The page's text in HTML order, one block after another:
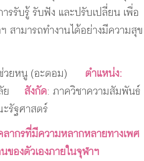
รรับรู้ รับฟัง และปรับเปลี่ยน เพื่อ
สามารถทำงานได้อย่างมีความสุข
วยหนู (อะตอม) ตำแหน่ง:
ลัย สังกัด: ภาควิชาความสัมพันธ์
รัฐศาสตร์
ลากรที่มีความหลากหลายทางเพศ
ของตัวเองภายในจุฬาฯ